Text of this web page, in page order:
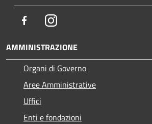
FacebookInstagram
AMMINISTRAZIONE
Organi di Governo
Aree Amministrative
Uffici
Enti e fondazioni